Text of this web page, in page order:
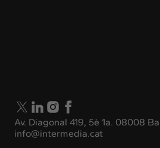
Av. Diagonal 419, 5è 1a. 08008
info@intermedia.cat